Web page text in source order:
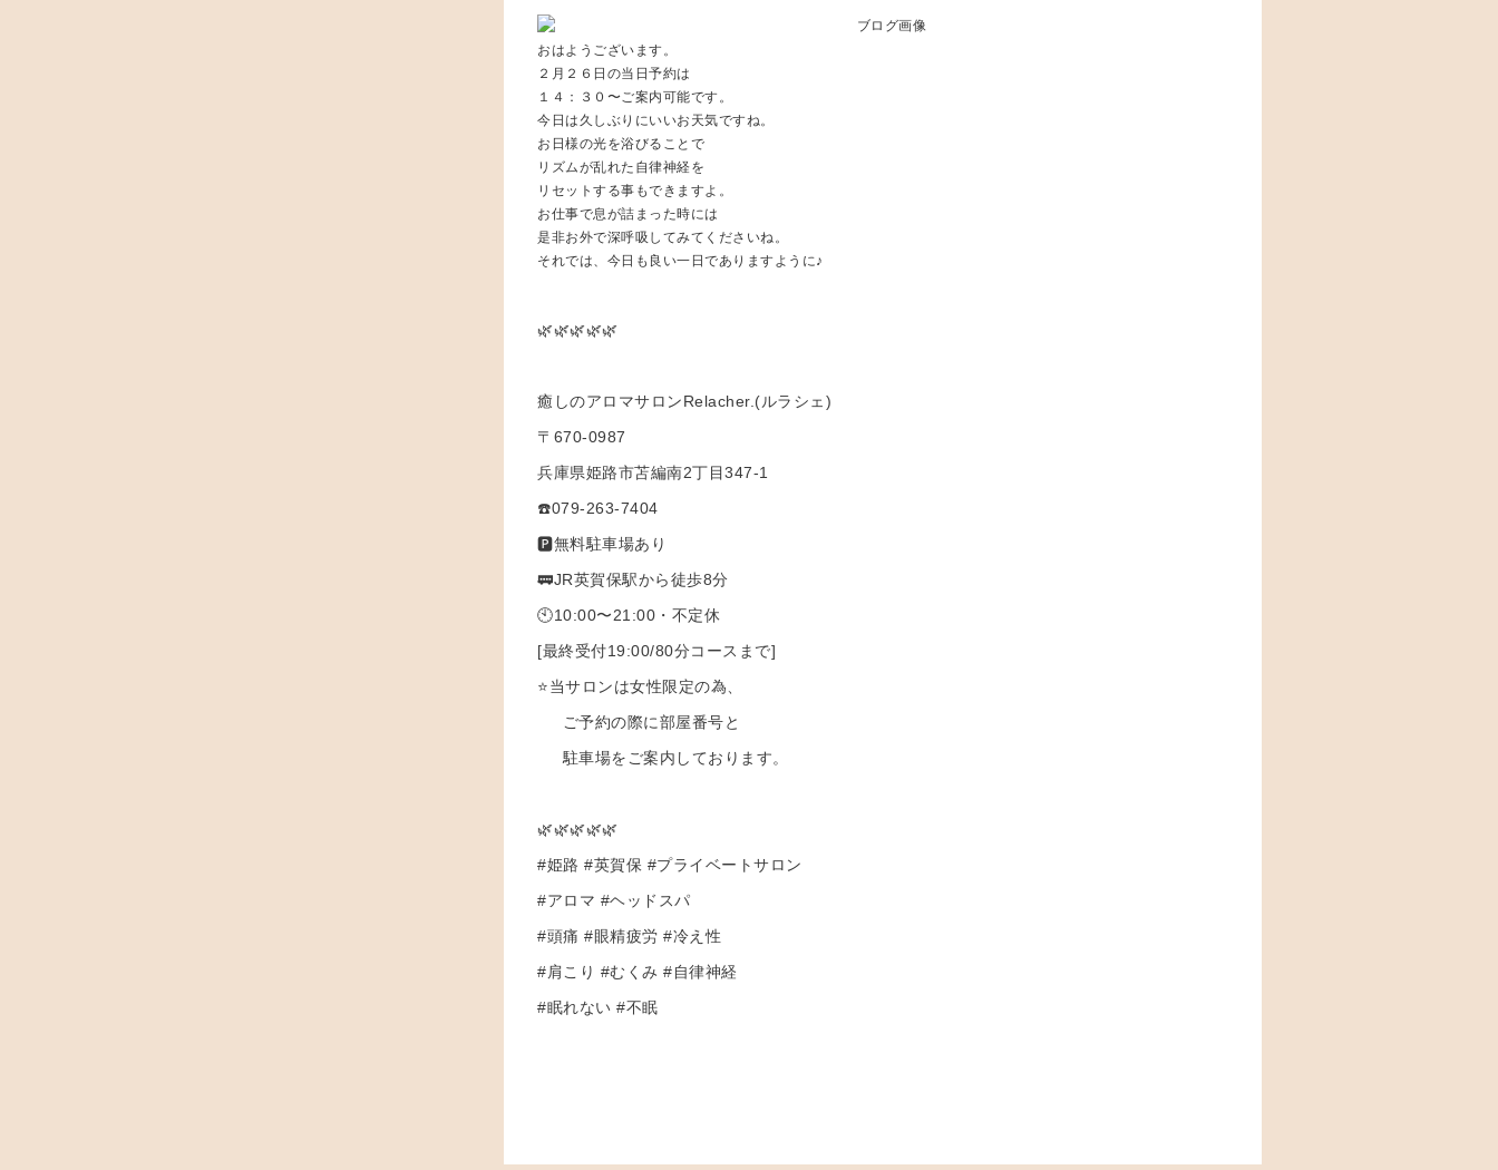
おはようございます。
２月２６日の当日予約は
１４：３０〜ご案内可能です。
今日は久しぶりにいいお天気ですね。
お日様の光を浴びることで
リズムが乱れた自律神経を
リセットする事もできますよ。
お仕事で息が詰まった時には
是非お外で深呼吸してみてくださいね。
それでは、今日も良い一日でありますように♪
🌿🌿🌿🌿🌿
癒しのアロマサロンRelacher.(ルラシェ)
〒670-0987
兵庫県姫路市苫編南2丁目347-1
☎️079-263-7404
🅿️無料駐車場あり
🚃JR英賀保駅から徒歩8分
🕙10:00〜21:00・不定休
[最終受付19:00/80分コースまで]
⭐️当サロンは女性限定の為、
ご予約の際に部屋番号と
駐車場をご案内しております。
🌿🌿🌿🌿🌿
#姫路 #英賀保 #プライベートサロン
#アロマ #ヘッドスパ
#頭痛 #眼精疲労 #冷え性
#肩こり #むくみ #自律神経
#眠れない #不眠